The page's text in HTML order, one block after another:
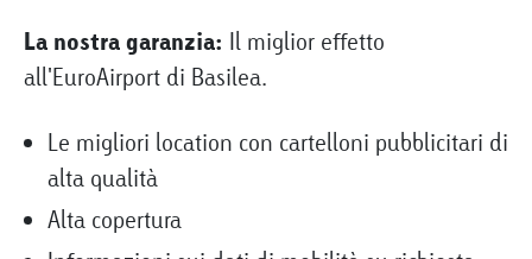
La nostra garanzia: Il miglior effetto
all'EuroAirport di Basilea.
Le migliori location con cartelloni pubblicitari di
alta qualità
Alta copertura